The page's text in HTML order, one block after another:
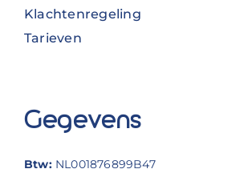
Klachtenregeling
Tarieven
Gegevens
Btw: NL001876899B47